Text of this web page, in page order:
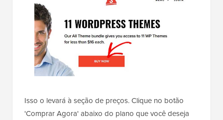
Isso o levará à seção de preços. Clique no botão
'Comprar Agora' abaixo do plano que você deseja